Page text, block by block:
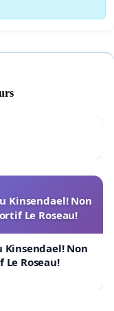
Kinsendael! Non
Le Roseau!
Non
Roseau!